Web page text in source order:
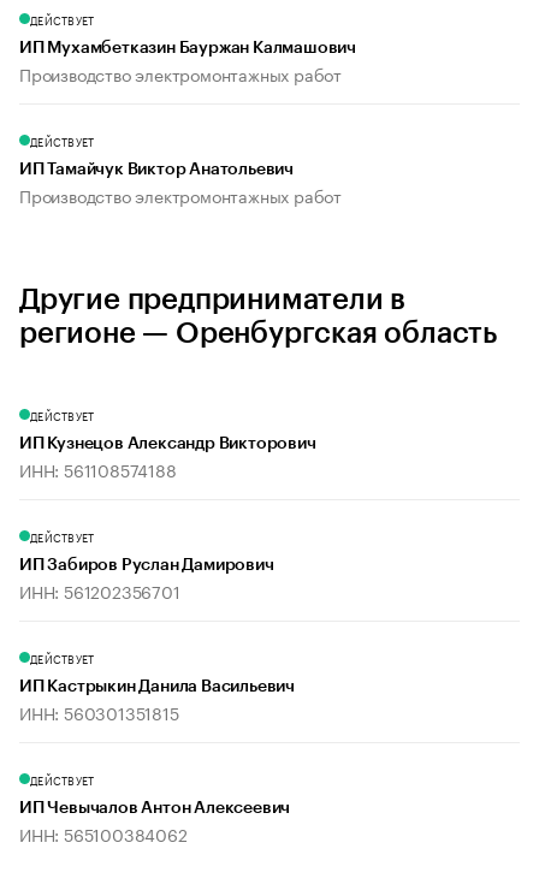
ДЕЙСТВУЕТ
ИП Мухамбетказин Бауржан Калмашович
Производство электромонтажных работ
ДЕЙСТВУЕТ
ИП Тамайчук Виктор Анатольевич
Производство электромонтажных работ
Другие предприниматели в
регионе — Оренбургская область
ДЕЙСТВУЕТ
ИП Кузнецов Александр Викторович
ИНН: 561108574188
ДЕЙСТВУЕТ
ИП Забиров Руслан Дамирович
ИНН: 561202356701
ДЕЙСТВУЕТ
ИП Кастрыкин Данила Васильевич
ИНН: 560301351815
ДЕЙСТВУЕТ
ИП Чевычалов Антон Алексеевич
ИНН: 565100384062